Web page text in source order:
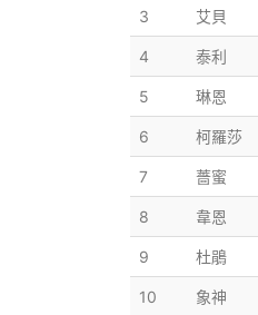
3 艾貝
4 泰利
5 琳恩
6 柯羅莎
7 薔蜜
8 韋恩
9 杜鵑
10 象神